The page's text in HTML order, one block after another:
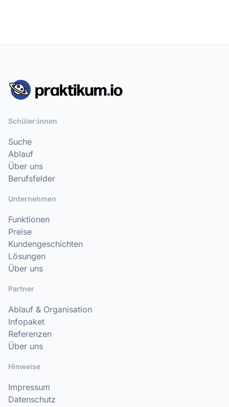
Schüler:innen
Suche
Ablauf
Über uns
Berufsfelder
Unternehmen
Funktionen
Preise
Kundengeschichten
Lösungen
Über uns
Partner
Ablauf & Organisation
Infopaket
Referenzen
Über uns
Hinweise
Impressum
Datenschutz